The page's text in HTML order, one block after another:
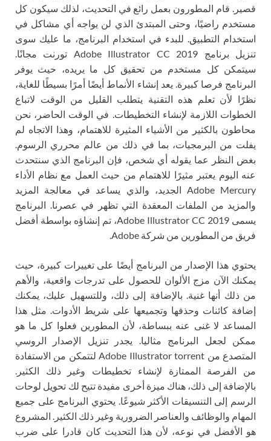
قصير. قام المطورون بعمل رائع في التحديث، لذلك سيكون كل
مستخدم راضيًا، وحتى المبتدئ الذي لن يواجه أي مشاكل في
استخدام التطبيق. للبدء في استخدام البرنامج، ما عليك سوى
تنزيل برنامج Adobe Illustrator CC 2019 تورنت مجانًا.
سيتمكن كل مستخدم من تحقيق كل ما يريده، حيث يوفر
البرنامج فرصا كبيرة. يعد إنشاء الأنماط أيضًا أمرًا بسيطًا للغاية،
نظرًا لأن تعلم هذه التقنية يتطلب القليل من الوقت لاتباع
الخطوات اللازمة لإنشاء التخطيطات. في الوقت الحاضر، نحن
محاطون بالكثير من الأشياء المثيرة للاهتمام، وهذا الاتجاه لم
يفلت من البرمجيات، بما في ذلك من عالم محرري الرسوم.
بغض النظر عما يقوله أي شخص، فإن البرنامج الذي سنتحدث
عنه اليوم يعتبر مثيرًا للاهتمام من حيث العمل مع نظام الأداء
Adobe Mercury الجديد، والذي يساعد في معالجة المزيد
والمزيد من الملفات المعقدة التي تظهر في عصرنا. البرنامج
يسمى Adobe Illustrator CC 2019، تم إنشاؤه بواسطة أفضل
فريق من المطورين من شركة Adobe.
يحتوي هذا الإصدار من البرنامج أيضًا على تغييرات كبيرة، حيث
يمكنك الآن مزج الألوان للحصول على تدرجات واقعية، والأهم
من ذلك أنها غنية. بالإضافة إلى ذلك، وللتسهيل عليك، يمكنك
إضافة كائنات وحذفها وتجميعها على شريط الأدوات. مثل هذا
المساعد لا غنى عنه ببساطة، لأن المطورين فعلوا كل ما هو
ممكن لجعل البرنامج مثاليا. يجدر تنزيل الإصدار الروسي
المتصدع من Adobe Illustrator torrent لتتمكن من الاستفادة
من الفرصة الممتازة لإنشاء تخطيطات وغير ذلك الكثير.
بالإضافة إلى ذلك، هناك ميزة أخرى مفيدة تتيح لك تحويل لوحات
الرسم إلى التنسيقات الأكثر شيوعًا. يحتوي البرنامج على جميع
المهام والوظائف والعناصر الضرورية وغير ذلك الكثير. المشروع
هو الأفضل في نوعه، لأن هذا التحديث كان قادرا على ضرب